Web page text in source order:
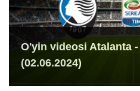
O'yin videosi Atalanta
(02.06.2024)